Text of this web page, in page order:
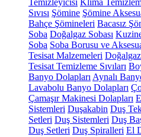
Temizleyicisi Klima
Sıvısı Şömine Şömine
Bahçe Şömineleri Bacasız
Soba Doğalgaz Sobası
Soba Soba Borusu ve
Tesisat Malzemeleri
Tesisat Temizleme Sıvıları
Banyo Dolapları Aynalı
Lavabolu Banyo Dolapları
Çamaşır Makinesi Dolapları
Sistemleri Duşakabin Duş
Setleri Duş Sistemleri Duş
Duş Setleri Duş Spiralleri El